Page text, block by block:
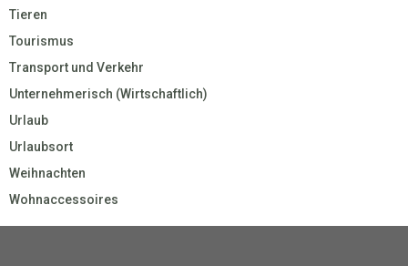
Tieren
Tourismus
Transport und Verkehr
Unternehmerisch (Wirtschaftlich)
Urlaub
Urlaubsort
Weihnachten
Wohnaccessoires